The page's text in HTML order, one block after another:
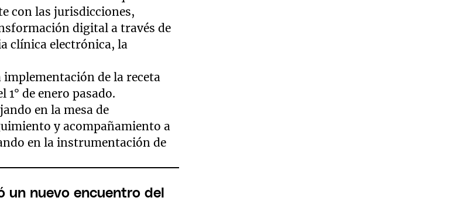
con las jurisdicciones,
digital a través de
clínica electrónica, la
implementación de la receta
de enero pasado.
en la mesa de
y acompañamiento a
en la instrumentación de
un nuevo encuentro del